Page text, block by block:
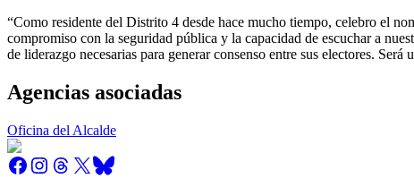
“Como residente del Distrito 4 desde hace mucho tiempo, celebro el
compromiso con la seguridad pública y la capacidad de escuchar a
de liderazgo necesarias para generar consenso entre sus electores.
Agencias asociadas
Oficina del Alcalde